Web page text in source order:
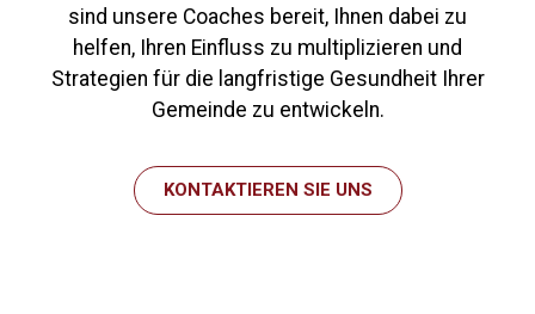
sind unsere Coaches bereit, Ihnen dabei zu
helfen, Ihren Einfluss zu multiplizieren und
Strategien für die langfristige Gesundheit Ihrer
Gemeinde zu entwickeln.
KONTAKTIEREN SIE UNS